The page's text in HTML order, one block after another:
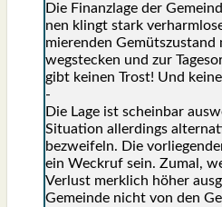
Die Finanz­la­ge der
nen klingt stark
mie­ren­den
weg­ste­cken und zur
gibt kei­nen Trost! Und
-
Die Lage ist schein­bar
Situa­ti­on aller­dings
bezwei­feln. Die
ein Weck­ruf sein. Zumal,
Ver­lust merk­lich höher
Gemein­de nicht von den